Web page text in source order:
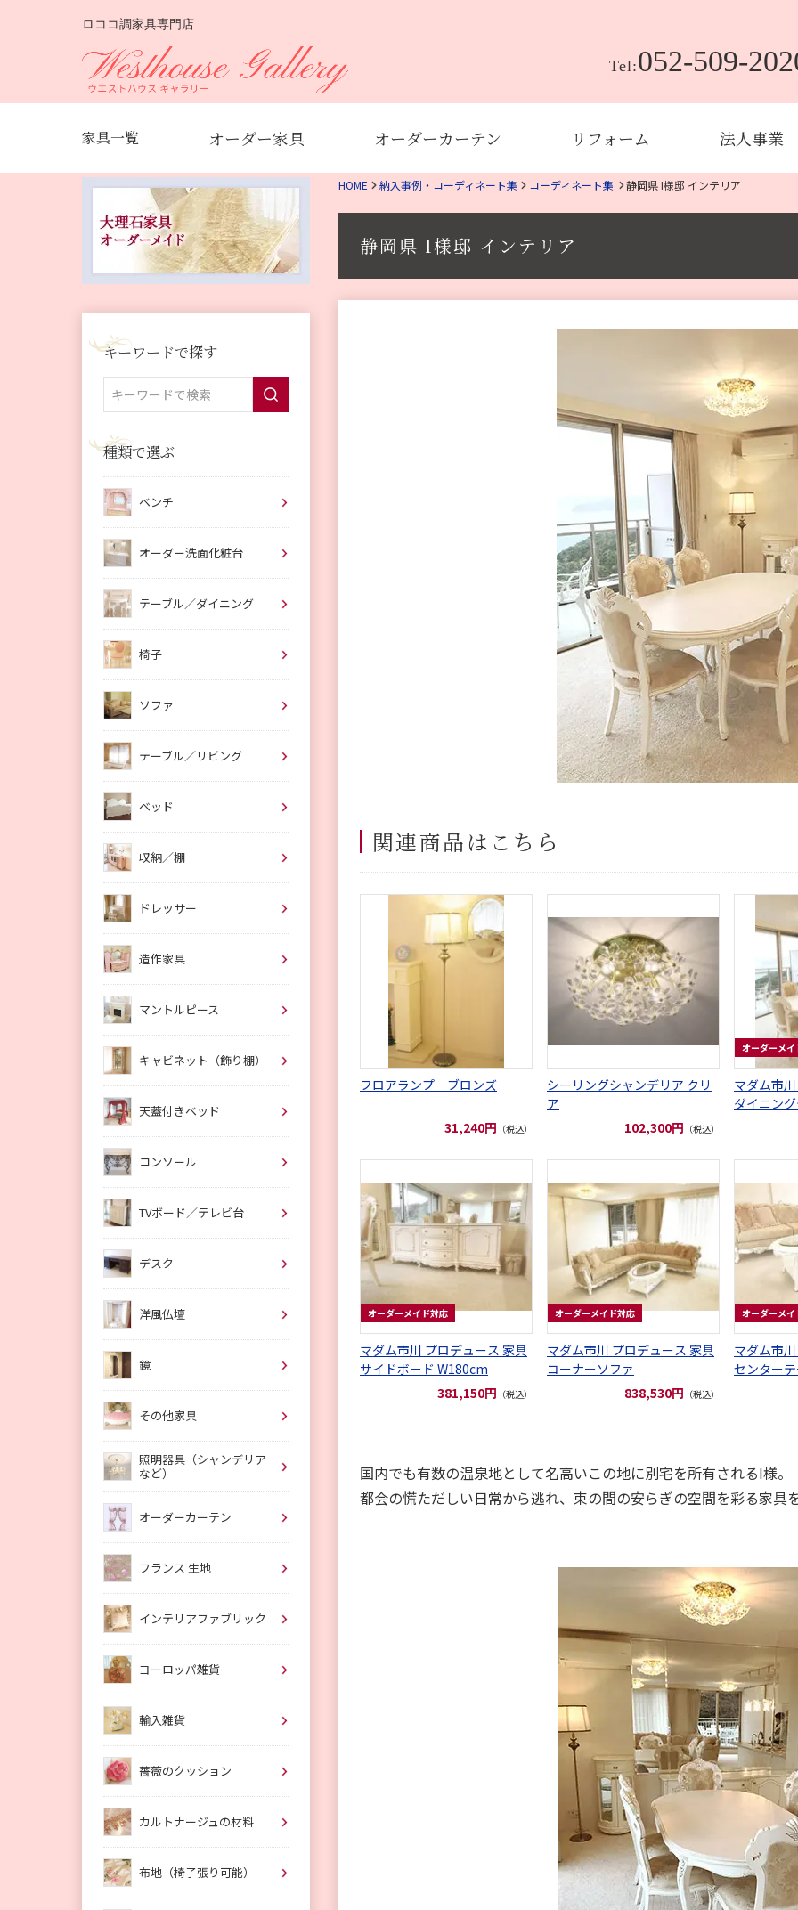
ロココ調家具専門店
Tel:052-509-
家具一覧 オーダー家具 オーダーカーテン リフォーム 法人事業
HOME 納入事例・コーディネート集 コーディネート集 静岡県 I様邸 インテリア
静岡県 I様邸 インテリア
関連商品はこちら
フロアランプ ブロンズ
31,240円 （税込）
シーリングシャンデリア クリ
ア
102,300円 （税込）
オーダーメイ
マダム市
ダイニン
オーダーメイド対応
マダム市川 プロデュース 家具
サイドボード W180cm
381,150円 （税込）
オーダーメイド対応
マダム市川 プロデュース 家具
コーナーソファ
838,530円 （税込）
オーダーメイ
マダム市
センター
国内でも有数の温泉地として名高いこの地に別宅を所有されるI様。
都会の慌ただしい日常から逃れ、束の間の安らぎの空間を彩る家具
キーワードで探す
種類で選ぶ
ベンチ
オーダー洗面化粧台
テーブル／ダイニング
椅子
ソファ
テーブル／リビング
ベッド
収納／棚
ドレッサー
造作家具
マントルピース
キャビネット（飾り棚）
天蓋付きベッド
コンソール
TVボード／テレビ台
デスク
洋風仏壇
鏡
その他家具
照明器具（シャンデリア
など）
オーダーカーテン
フランス 生地
インテリアファブリック
ヨーロッパ雑貨
輸入雑貨
薔薇のクッション
カルトナージュの材料
布地（椅子張り可能）